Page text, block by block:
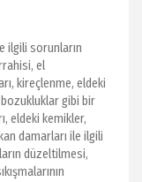
ilgili sorunların
el
kireçlenme, eldeki
gibi bir
eldeki kemikler,
damarları ile ilgili
düzeltilmesi,